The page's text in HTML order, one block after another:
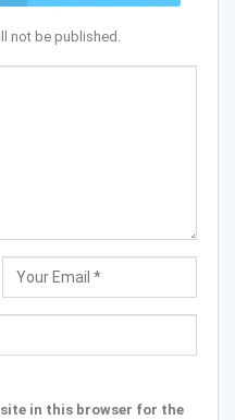
not be published.
in this browser for the